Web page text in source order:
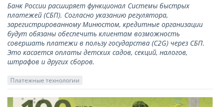
Банк России расширяет функционал Системы быстрых
платежей (СБП). Согласно указанию регулятора,
зарегистрированному Минюстом, кредитные организации
будут обязаны обеспечить клиентам возможность
совершать платежи в пользу государства (С2G) через СБП.
Это касается оплаты детских садов, секций, налогов,
штрафов и других сборов.
Платежные технологии